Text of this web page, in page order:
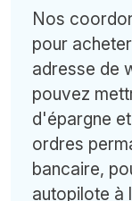
Nos
pour
adresse de
pouvez
d'épargne
ordres
bancaire,
autopilote à